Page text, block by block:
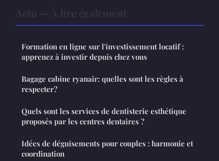
Formation en ligne sur l'investissement locatif :
apprenez à investir depuis chez vous
Bagage cabine ryanair: quelles sont les règles à
respecter?
Quels sont les services de dentisterie esthétique
proposés par les centres dentaires ?
Idées de déguisements pour couples : harmonie et
coordination